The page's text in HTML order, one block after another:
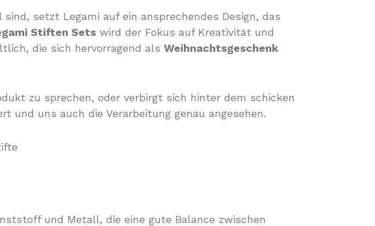
setzt Legami auf ein ansprechendes Design, das
Stiften Sets wird der Fokus auf Kreativität und
die sich hervorragend als Weihnachtsgeschenk
zu sprechen, oder verbirgt sich hinter dem schicken
und uns auch die Verarbeitung genau angesehen.
und Metall, die eine gute Balance zwischen